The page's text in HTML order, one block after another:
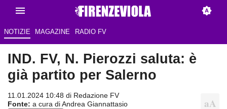
NOTIZIE MAGAZINE RADIO FV
IND. FV, N. Pierozzi saluta: è
già partito per Salerno
11.01.2024 10:48 di Redazione FV
Fonte: a cura di Andrea Giannattasio